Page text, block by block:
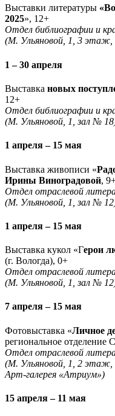
Выставки литературы
2025», 12+
Отдел библиографии и
(М. Ульяновой, 1, 3
1 – 30 апреля
Выставка новых
12+
Отдел библиографии и
(М. Ульяновой, 1, зал №
1 апреля – 15 мая
Выставка живописи «
Ирины Виноградовой,
Отдел отраслевой
(М. Ульяновой, 1, зал №
1 апреля – 15 мая
Выставка кукол «Герои
(г. Вологда), 0+
Отдел отраслевой
(М. Ульяновой, 1, зал №
7 апреля – 15 мая
Фотовыставка «Личное
региональное отделение
Отдел отраслевой
(М. Ульяновой, 1, 2 этаж,
Арт-галерея «Атриум»)
15 апреля – 11 мая